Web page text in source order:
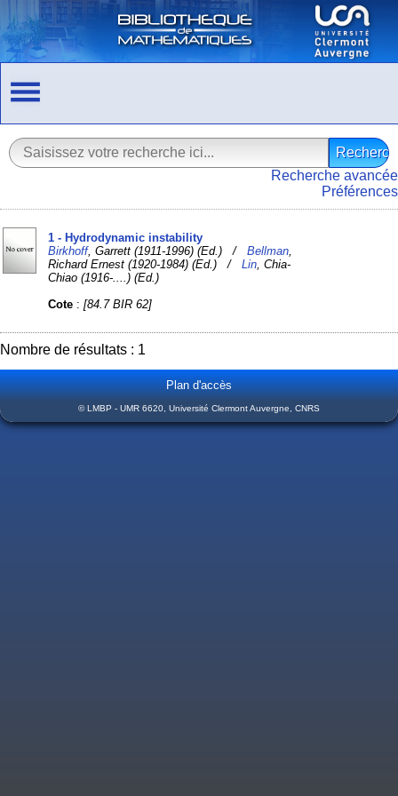
Recherche avancée
Préférences
1 - Hydrodynamic instability
Birkhoff, Garrett (1911-1996) (Ed.) /Bellman
Richard Ernest (1920-1984) (Ed.) /Lin , Chia-
Chiao (1916-....) (Ed.)
Cote :[84.7 BIR 62]
Nombre de résultats : 1
Plan d'accès
© LMBP - UMR 6620, Université Clermont Auvergne, CNRS